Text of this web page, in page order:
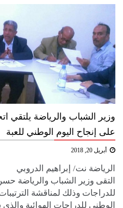
وزير الشباب والرياضة يلتقي
على إنجاح اليوم الوطني للعبة
أبريل 20, 2018
الرياضة نت/ إبراهيم الدروبي
التقى وزير الشباب والرياضة
للدراجات وذلك لمناقشة
الوطني للدراجات الهوائية